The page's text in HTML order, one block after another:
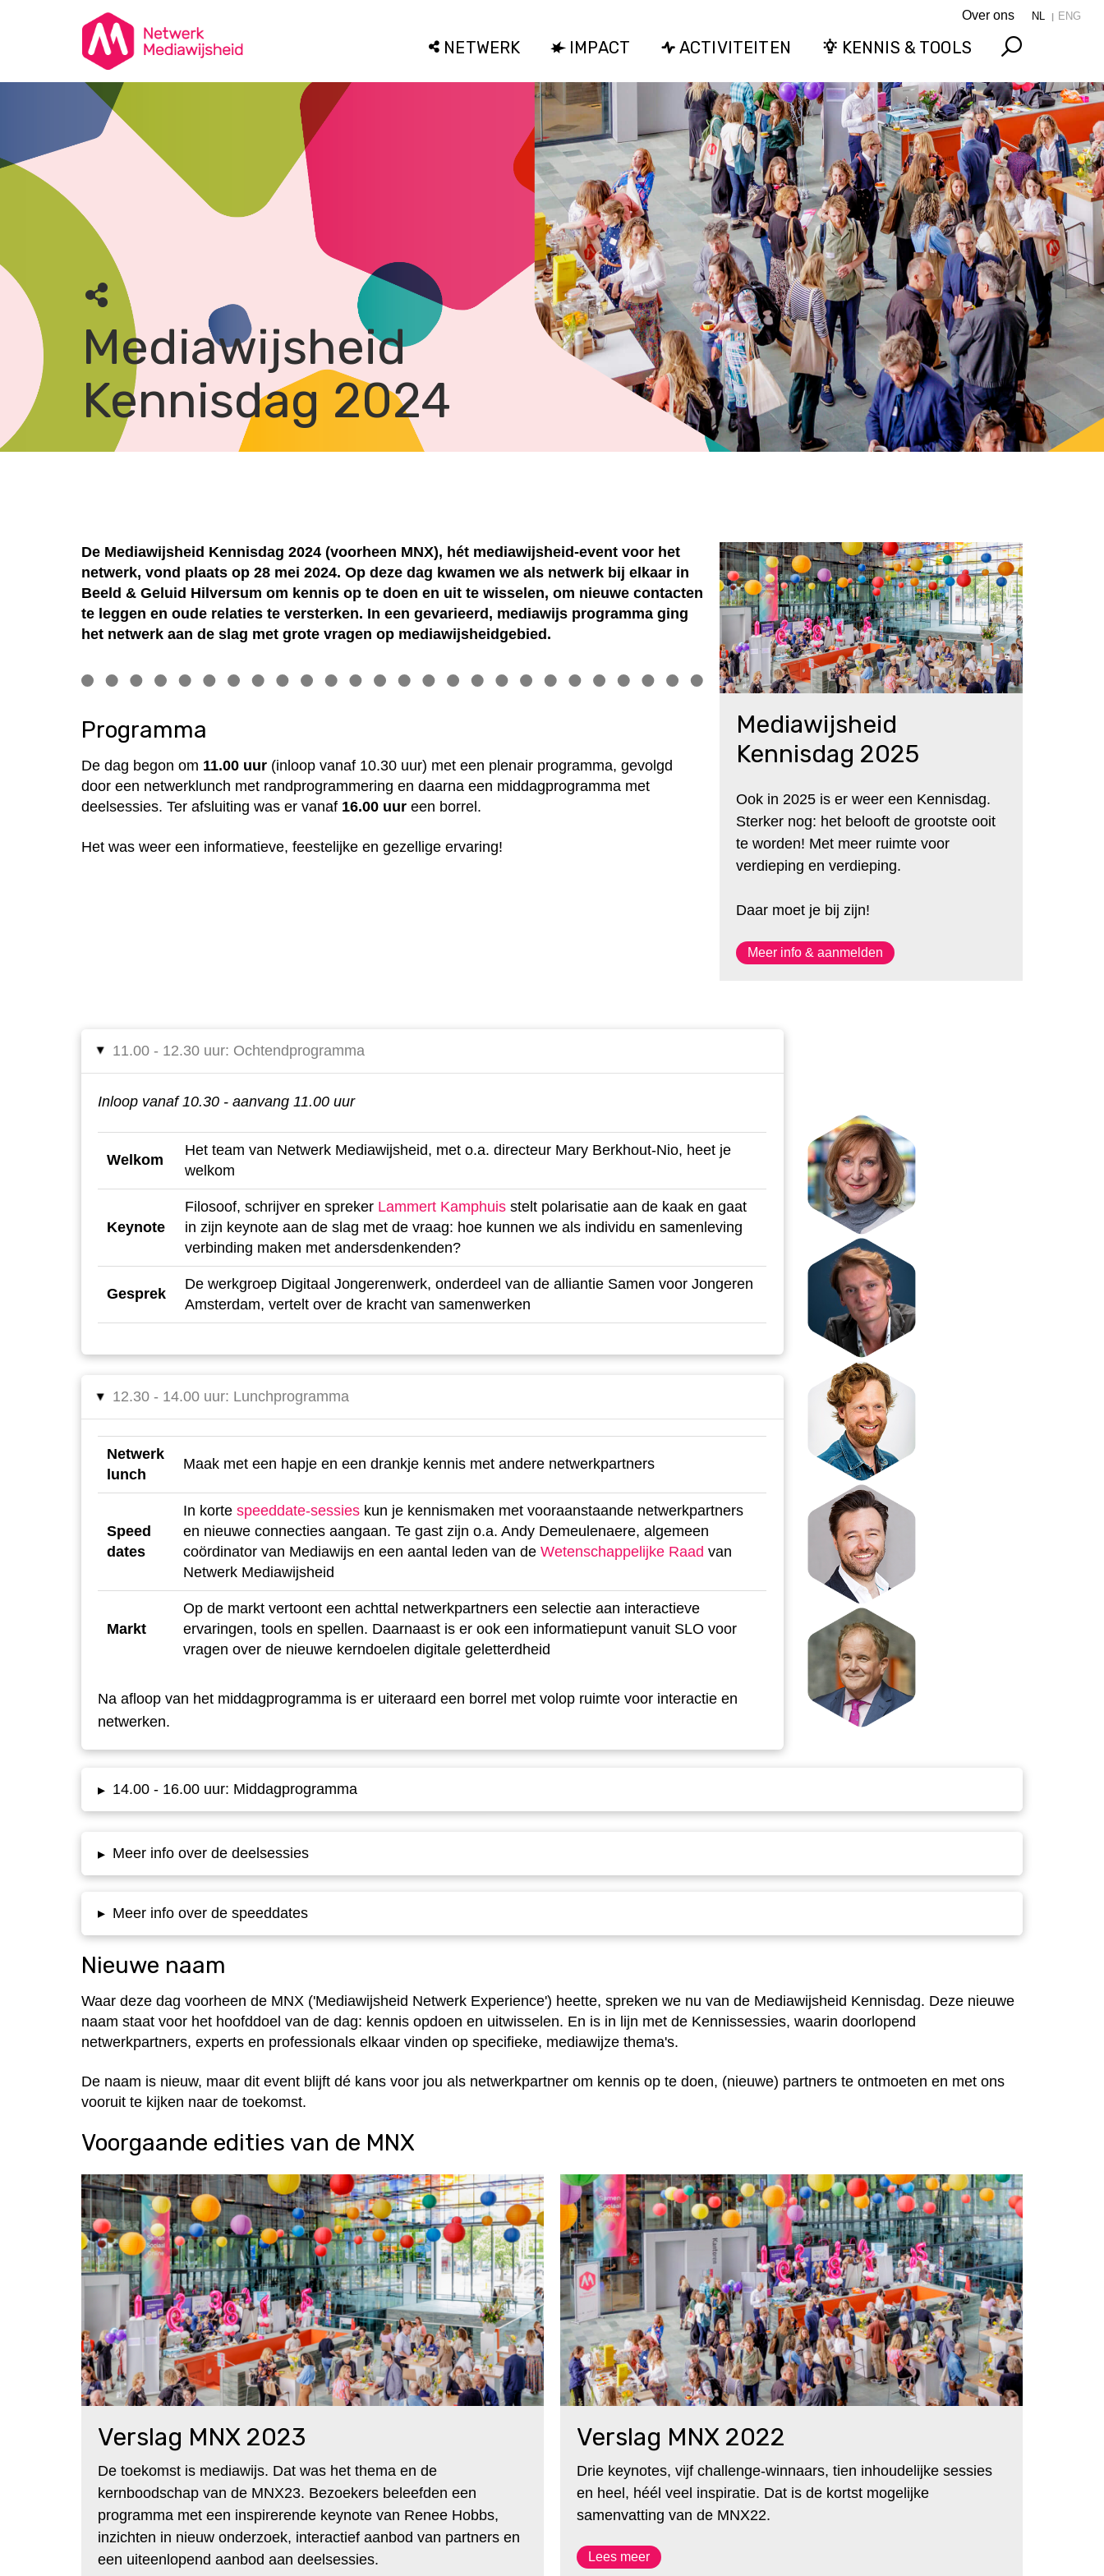
Over ons NL ENG
NETWERK IMPACT ACTIVITEITEN KENNIS & TOOLS
Search
Mediawijsheid
Kennisdag 2024
De Mediawijsheid Kennisdag 2024 (voorheen MNX), hét mediawijsheid-event voor het
netwerk, vond plaats op 28 mei 2024. Op deze dag kwamen we als netwerk bij elkaar in
Beeld & Geluid Hilversum om kennis op te doen en uit te wisselen, om nieuwe contacten
te leggen en oude relaties te versterken. In een gevarieerd, mediawijs programma ging
het netwerk aan de slag met grote vragen op mediawijsheidgebied.
Programma
De dag begon om 11.00 uur (inloop vanaf 10.30 uur) met een plenair programma, gevolgd
door een netwerklunch met randprogrammering en daarna een middagprogramma met
deelsessies. Ter afsluiting was er vanaf 16.00 uur een borrel.
Het was weer een informatieve, feestelijke en gezellige ervaring!
Mediawijsheid
Kennisdag 2025
Ook in 2025 is er weer een Kennisdag.
Sterker nog: het belooft de grootste ooit
te worden! Met meer ruimte voor
verdieping en verdieping.
Daar moet je bij zijn!
Meer info & aanmelden
▸ 11.00 - 12.30 uur: Ochtendprogramma
Inloop vanaf 10.30 - aanvang 11.00 uur
Welkom
Het team van Netwerk Mediawijsheid, met o.a. directeur Mary Berkhout-Nio, heet je
welkom
Keynote
Filosoof, schrijver en spreker Lammert Kamphuis stelt polarisatie aan de kaak en gaat
in zijn keynote aan de slag met de vraag: hoe kunnen we als individu en samenleving
verbinding maken met andersdenkenden?
Gesprek
De werkgroep Digitaal Jongerenwerk, onderdeel van de alliantie Samen voor Jongeren
Amsterdam, vertelt over de kracht van samenwerken
▸ 12.30 - 14.00 uur: Lunchprogramma
Netwerk
lunch
Maak met een hapje en een drankje kennis met andere netwerkpartners
Speed
dates
In kortespeeddate-sessies kun je kennismaken met vooraanstaande netwerkpartners
en nieuwe connecties aangaan. Te gast zijn o.a. Andy Demeulenaere, algemeen
coördinator van Mediawijs en een aantal leden van deWetenschappelijke Raad van
Netwerk Mediawijsheid
Markt
Op de markt vertoont een achttal netwerkpartners een selectie aan interactieve
ervaringen, tools en spellen. Daarnaast is er ook een informatiepunt vanuit SLO voor
vragen over de nieuwe kerndoelen digitale geletterdheid
Na afloop van het middagprogramma is er uiteraard een borrel met volop ruimte voor interactie en
netwerken.
▸ 14.00 - 16.00 uur: Middagprogramma
▸ Meer info over de deelsessies
▸ Meer info over de speeddates
Nieuwe naam
Waar deze dag voorheen de MNX ('Mediawijsheid Netwerk Experience') heette, spreken we nu van de Mediawijsheid Kennisdag. Deze nieuwe
naam staat voor het hoofddoel van de dag: kennis opdoen en uitwisselen. En is in lijn met de Kennissessies, waarin doorlopend
netwerkpartners, experts en professionals elkaar vinden op specifieke, mediawijze thema's.
De naam is nieuw, maar dit event blijft dé kans voor jou als netwerkpartner om kennis op te doen, (nieuwe) partners te ontmoeten en met ons
vooruit te kijken naar de toekomst.
Voorgaande edities van de MNX
Verslag MNX 2023
De toekomst is mediawijs. Dat was het thema en de
kernboodschap van de MNX23. Bezoekers beleefden een
programma met een inspirerende keynote van Renee Hobbs,
inzichten in nieuw onderzoek, interactief aanbod van partners en
een uiteenlopend aanbod aan deelsessies.
Verslag MNX 2022
Drie keynotes, vijf challenge-winnaars, tien inhoudelijke sessies
en heel, héél veel inspiratie. Dat is de kortst mogelijke
samenvatting van de MNX22.
Lees meer